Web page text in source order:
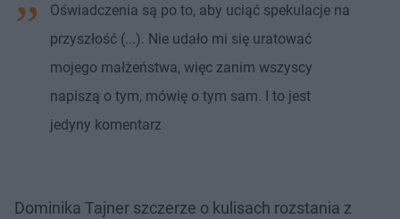
Oświadczenia są po to, aby uciąć spekulacje na
przyszłość (...). Nie udało mi się uratować
mojego małżeństwa, więc zanim wszyscy
napiszą o tym, mówię o tym sam. I to jest
jedyny komentarz
Dominika Tajner szczerze o kulisach rozstania z